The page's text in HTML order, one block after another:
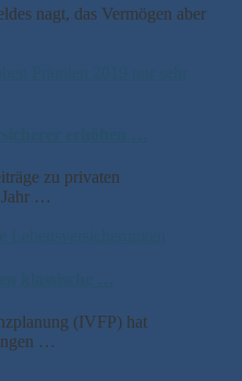
nagt, das Vermögen aber
zu privaten
Jahr …
(IVFP) hat
…